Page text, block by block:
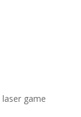
game